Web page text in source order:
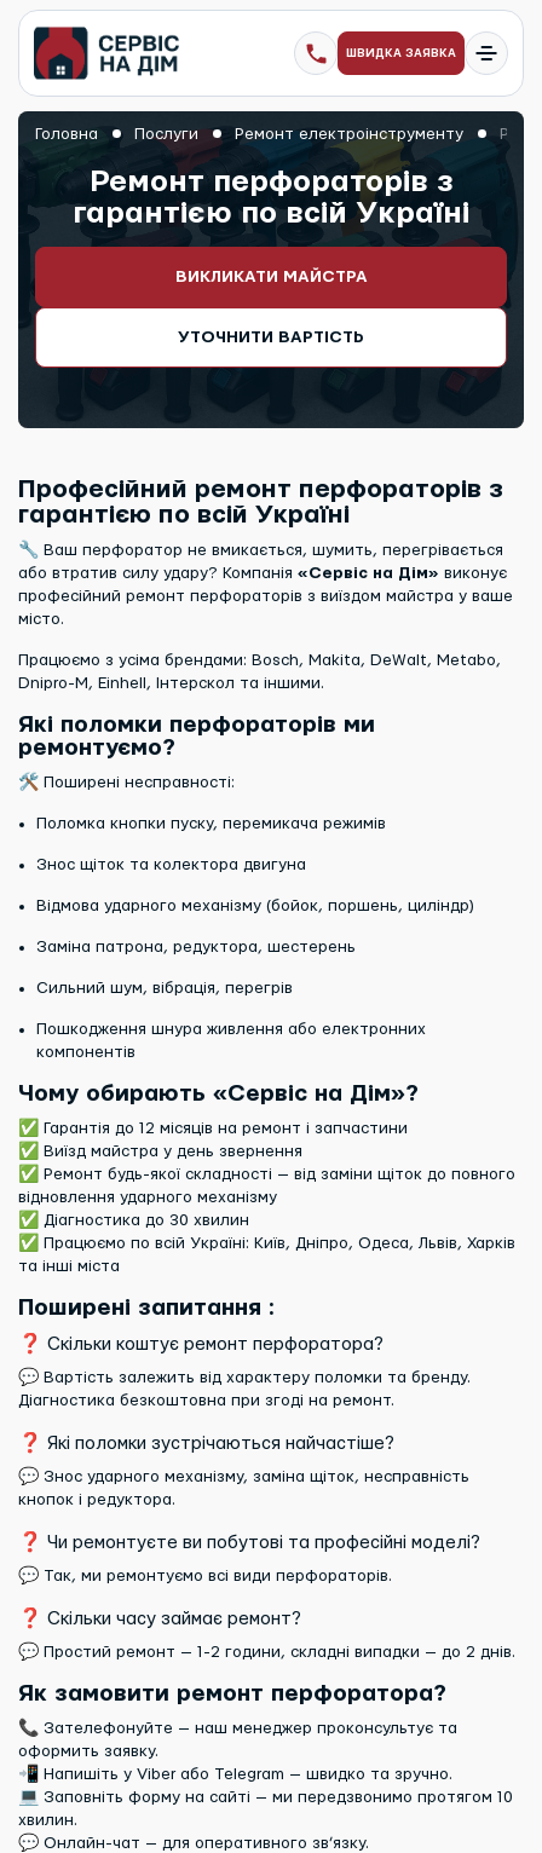
ШВИДКА ЗАЯВКА
Головна Послуги Ремонт електроінструменту
Ремонт перфораторів з
гарантією по всій Україні
ВИКЛИКАТИ МАЙСТРА
УТОЧНИТИ ВАРТІСТЬ
Професійний ремонт перфораторів з
гарантією по всій Україні
🔧 Ваш перфоратор не вмикається, шумить, перегрівається
або втратив силу удару? Компанія «Сервіс на Дім» виконує
професійний ремонт перфораторів з виїздом майстра у ваше
місто.
Працюємо з усіма брендами: Bosch, Makita, DeWalt, Metabo,
Dnipro-M, Einhell, Інтерскол та іншими.
Які поломки перфораторів ми
ремонтуємо?
🛠 Поширені несправності:
Поломка кнопки пуску, перемикача режимів
Знос щіток та колектора двигуна
Відмова ударного механізму (бойок, поршень, циліндр)
Заміна патрона, редуктора, шестерень
Сильний шум, вібрація, перегрів
Пошкодження шнура живлення або електронних
компонентів
Чому обирають «Сервіс на Дім»?
✅ Гарантія до 12 місяців на ремонт і запчастини
✅ Виїзд майстра у день звернення
✅ Ремонт будь-якої складності — від заміни щіток до повного
відновлення ударного механізму
✅ Діагностика до 30 хвилин
✅ Працюємо по всій Україні: Київ, Дніпро, Одеса, Львів, Харків
та інші міста
Поширені запитання :
❓ Скільки коштує ремонт перфоратора?
💬 Вартість залежить від характеру поломки та бренду.
Діагностика безкоштовна при згоді на ремонт.
❓ Які поломки зустрічаються найчастіше?
💬 Знос ударного механізму, заміна щіток, несправність
кнопок і редуктора.
❓ Чи ремонтуєте ви побутові та професійні моделі?
💬 Так, ми ремонтуємо всі види перфораторів.
❓ Скільки часу займає ремонт?
💬 Простий ремонт — 1-2 години, складні випадки — до 2 днів.
Як замовити ремонт перфоратора?
📞 Зателефонуйте — наш менеджер проконсультує та
оформить заявку.
📲 Напишіть у Viber або Telegram — швидко та зручно.
💻 Заповніть форму на сайті — ми передзвонимо протягом 10
хвилин.
💬 Онлайн-чат — для оперативного зв’язку.